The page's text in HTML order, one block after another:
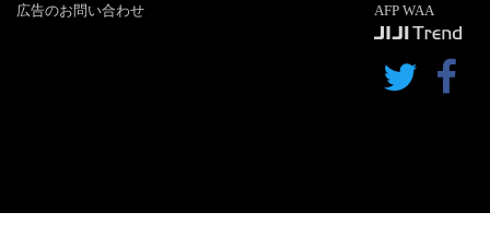
広告のお問い合わせ
AFP WAA